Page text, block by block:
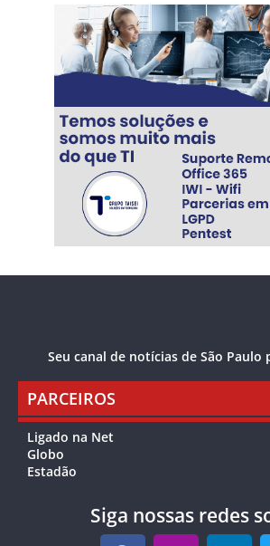
Seu canal de notícias de São Paulo
PARCEIROS
Ligado na Net
Globo
Estadão
Siga nossas redes